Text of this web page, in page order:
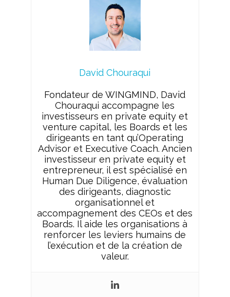
David Chouraqui
Fondateur de WINGMIND, David
Chouraqui accompagne les
investisseurs en private equity et
venture capital, les Boards et les
dirigeants en tant qu’Operating
Advisor et Executive Coach. Ancien
investisseur en private equity et
entrepreneur, il est spécialisé en
Human Due Diligence, évaluation
des dirigeants, diagnostic
organisationnel et
accompagnement des CEOs et des
Boards. Il aide les organisations à
renforcer les leviers humains de
l’exécution et de la création de
valeur.